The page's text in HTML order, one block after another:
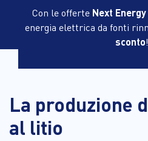
Con le offerte Next
energia elettrica da fonti
sconto!
La produzione
al litio